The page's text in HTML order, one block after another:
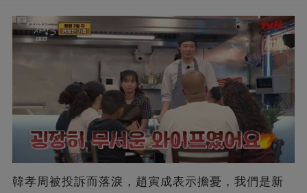
韓孝周被投訴而落淚，趙寅成表示擔憂，我們是新